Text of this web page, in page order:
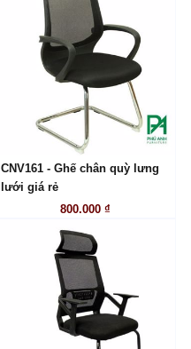
CNV161 - Ghế chân quỳ lưng
lưới giá rẻ
800.000 ₫